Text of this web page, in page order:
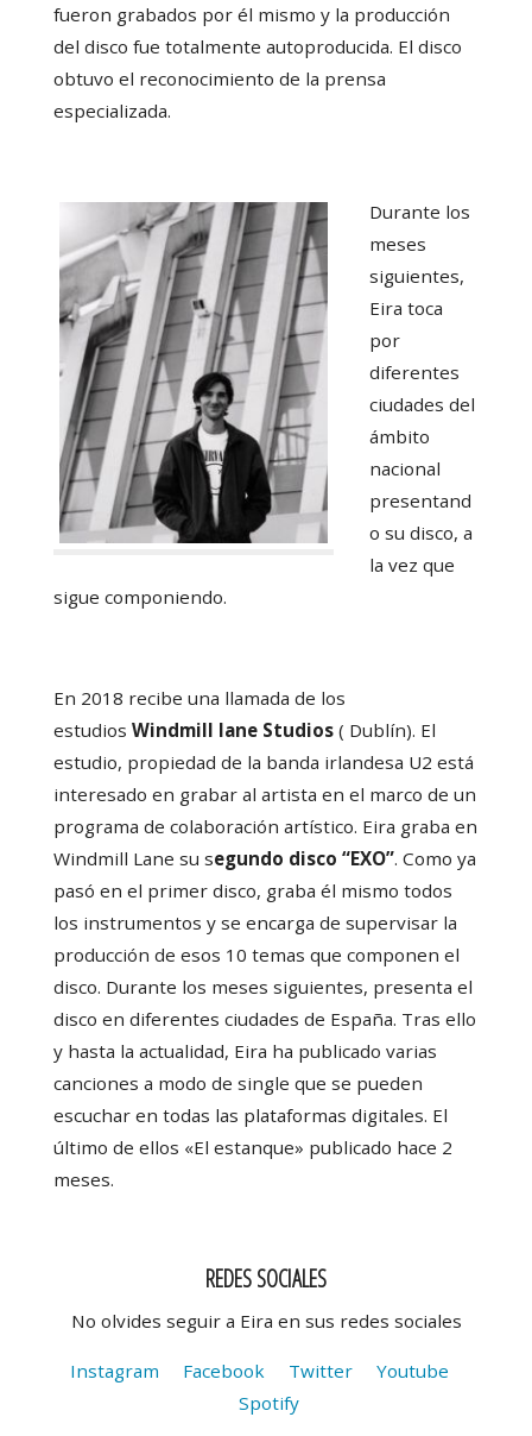
fueron grabados por él mismo y la producción
del disco fue totalmente autoproducida. El disco
obtuvo el reconocimiento de la prensa
especializada.
Durante los
meses
siguientes,
Eira toca
por
diferentes
ciudades del
ámbito
nacional
presentand
o su disco, a
la vez que
sigue componiendo.
En 2018 recibe una llamada de los
estudios Windmill lane Studios( Dublín). El
estudio, propiedad de la banda irlandesa U2 está
interesado en grabar al artista en el marco de un
programa de colaboración artístico. Eira graba en
Windmill Lane su segundo disco “EXO”. Como ya
pasó en el primer disco, graba él mismo todos
los instrumentos y se encarga de supervisar la
producción de esos 10 temas que componen el
disco. Durante los meses siguientes, presenta el
disco en diferentes ciudades de España. Tras ello
y hasta la actualidad, Eira ha publicado varias
canciones a modo de single que se pueden
escuchar en todas las plataformas digitales. El
último de ellos «El estanque» publicado hace 2
meses.
REDES SOCIALES
No olvides seguir a Eira en sus redes sociales
Instagram Facebook Twitter
Youtube
Spotify